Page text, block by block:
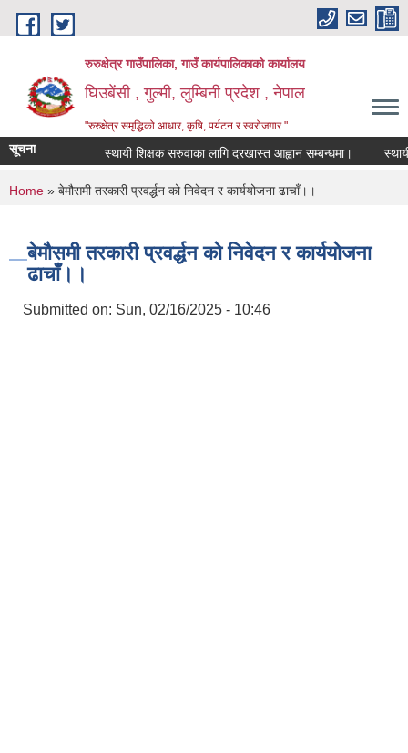
Skip to main content
रुरुक्षेत्र गाउँपालिका, गाउँ कार्यपालिकाको कार्यालय
घिउबेंसी , गुल्मी, लुम्बिनी प्रदेश , नेपाल
"रुरुक्षेत्र समृद्धिको आधार, कृषि, पर्यटन र स्वरोजगार "
सूचना स्थायी शिक्षक सरुवाका लागि दरखास्त आह्वान सम्बन्धमा। स्थायी
You are here
Home » बेमौसमी तरकारी प्रवर्द्धन को निवेदन र कार्ययोजना ढाचाँ।।
बेमौसमी तरकारी प्रवर्द्धन को निवेदन र कार्ययोजना
ढाचाँ।।
Submitted on: Sun, 02/16/2025 - 10:46